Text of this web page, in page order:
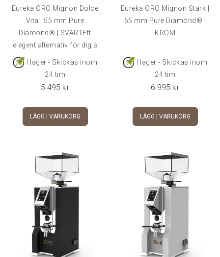
Eureka ORO Mignon Dolce
Vita | 55 mm Pure
Diamond® | SVARTEtt
elegent alternativ för dig s
I lager - Skickas inom
24 tim
5 495 kr
LÄGG I VARUKORG
Eureka ORO Mignon Stark |
65 mm Pure Diamond® |
KROM
I lager - Skickas inom
24 tim
6 995 kr
LÄGG I VARUKORG